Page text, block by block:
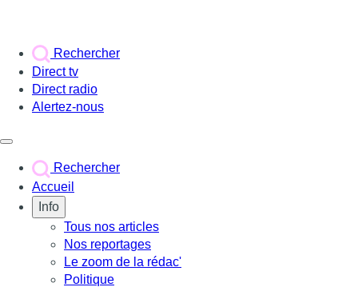
Rechercher
Direct tv
Direct radio
Alertez-nous
Rechercher
Accueil
Info
Tous nos articles
Nos reportages
Le zoom de la rédac'
Politique